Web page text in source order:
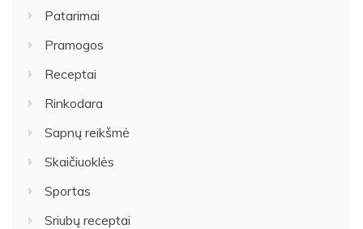
Patarimai
Pramogos
Receptai
Rinkodara
Sapnų reikšmė
Skaičiuoklės
Sportas
Sriubų receptai